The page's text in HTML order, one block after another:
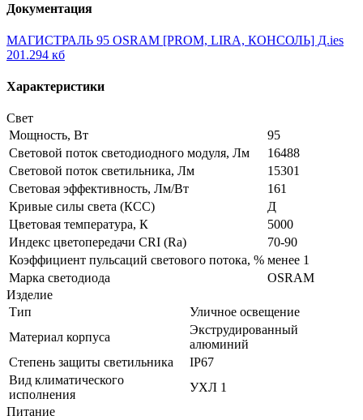
Документация
МАГИСТРАЛЬ 95 OSRAM [PROM, LIRA, КОНСОЛЬ] Д.ies
201.294 кб
Характеристики
Свет
Мощность, Вт
95
Световой поток светодиодного модуля, Лм
16488
Световой поток светильника, Лм
15301
Световая эффективность, Лм/Вт
161
Кривые силы света (КСС)
Д
Цветовая температура, К
5000
Индекс цветопередачи CRI (Ra)
70-90
Коэффициент пульсаций светового потока, % менее 1
Марка светодиода
OSRAM
Изделие
Тип
Уличное освещение
Материал корпуса
Экструдированный
алюминий
Степень защиты светильника
IP67
Вид климатического
исполнения
УХЛ 1
Питание